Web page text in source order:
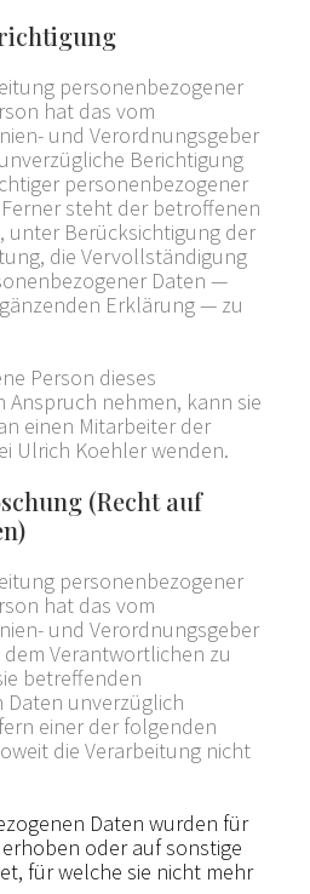
personenbezogener
hat das vom
und Verordnungsgeber
Berichtigung
personenbezogener
steht der betroffenen
unter Berücksichtigung der
die Vervollständigung
Daten —
Erklärung — zu
Person dieses
Anspruch nehmen, kann sie
einen Mitarbeiter der
Ulrich Koehler wenden.
(Recht auf
personenbezogener
hat das vom
und Verordnungsgeber
Verantwortlichen zu
betreffenden
unverzüglich
einer der folgenden
die Verarbeitung nicht
Daten wurden für
oder auf sonstige
für welche sie nicht mehr